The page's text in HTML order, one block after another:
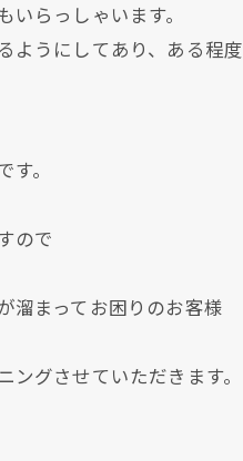
いらっしゃいます。
うにしてあり、ある程
。
ので
溜まってお困りのお客様
グさせていただきます。